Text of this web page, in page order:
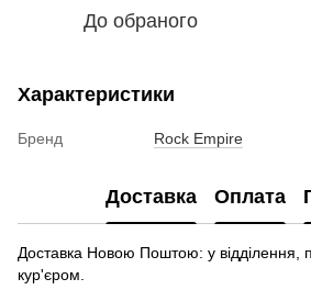
До обраного
Характеристики
Бренд Rock Empire
Доставка Оплата
Доставка Новою Поштою: у відділення,
кур'єром.